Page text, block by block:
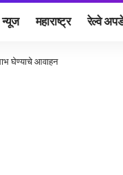
महाराष्ट्र रेल्वे
लाभ घेण्याचे आवाहन